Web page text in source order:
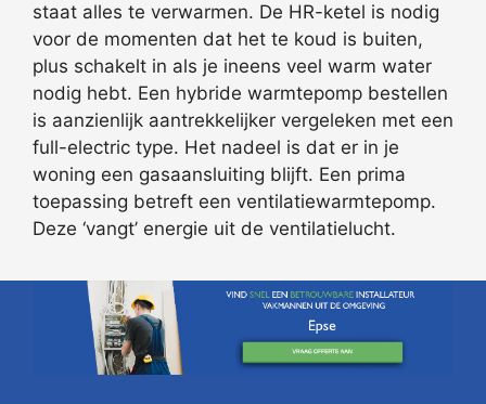
staat alles te verwarmen. De HR-ketel is nodig
voor de momenten dat het te koud is buiten,
plus schakelt in als je ineens veel warm water
nodig hebt. Een hybride warmtepomp bestellen
is aanzienlijk aantrekkelijker vergeleken met een
full-electric type. Het nadeel is dat er in je
woning een gasaansluiting blijft. Een prima
toepassing betreft een ventilatiewarmtepomp.
Deze ‘vangt’ energie uit de ventilatielucht.